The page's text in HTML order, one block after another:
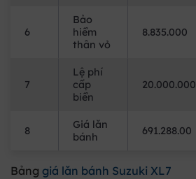
6
Bảo
hiểm
thân vỏ
8.835.000
7
Lệ phí
cấp
biển
20.000.000
8
Giá lăn
bánh
691.288.00
Bảng giá lăn bánh Suzuki XL7